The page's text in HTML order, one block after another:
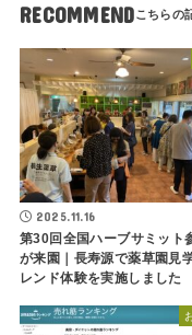
RECOMMEND
2025.11.16
第30回全国ハーブサミット
が来園｜長寿源で薬草園見
レンド体験を実施しました